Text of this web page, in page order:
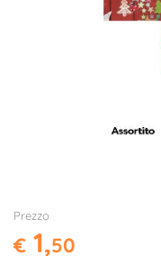
Prezzo
€ 1,50